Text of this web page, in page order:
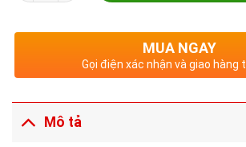
MUA NGAY
Gọi điện xác nhận và giao hàng
Mô tả